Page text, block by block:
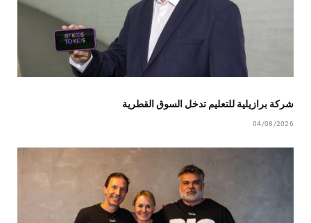
شركة برازيلية للتعليم تدخل السوق القطرية
04/08/2026